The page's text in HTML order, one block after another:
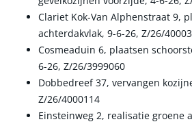
Clariet Kok-Van Alphenstraat 9,
achterdakvlak, 9-6-26, Z/26/
Cosmeaduin 6, plaatsen
6-26, Z/26/3999060
Dobbedreef 37, vervangen
Z/26/4000114
Einsteinweg 2, realisatie groene